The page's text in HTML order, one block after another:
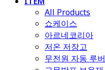
All Products
​쇼케이스
아르네코리아
저온 저장고
무전원 자동 루버